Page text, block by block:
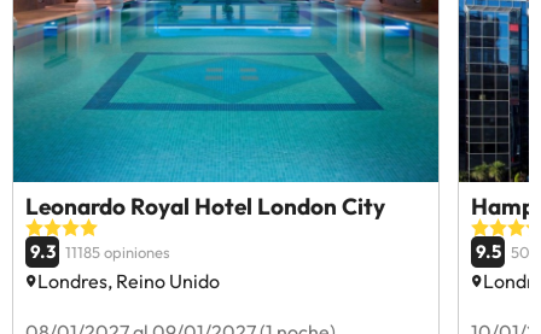
Leonardo Royal Hotel London City
9.3 11185 opiniones
Londres, Reino Unido
9.5